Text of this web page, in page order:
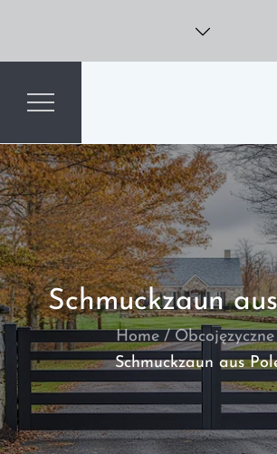
content
Schmuckzaun
Home
Obcojęzyczne
Schmuckzaun aus